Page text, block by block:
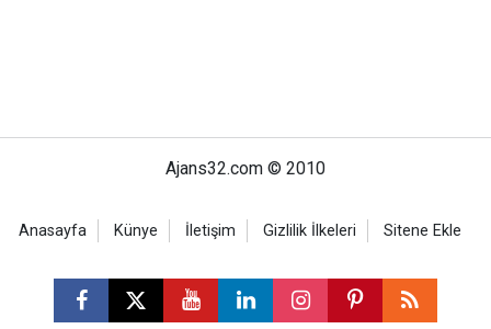
Ajans32.com © 2010
Anasayfa Künye İletişim Gizlilik İlkeleri Sitene Ekle